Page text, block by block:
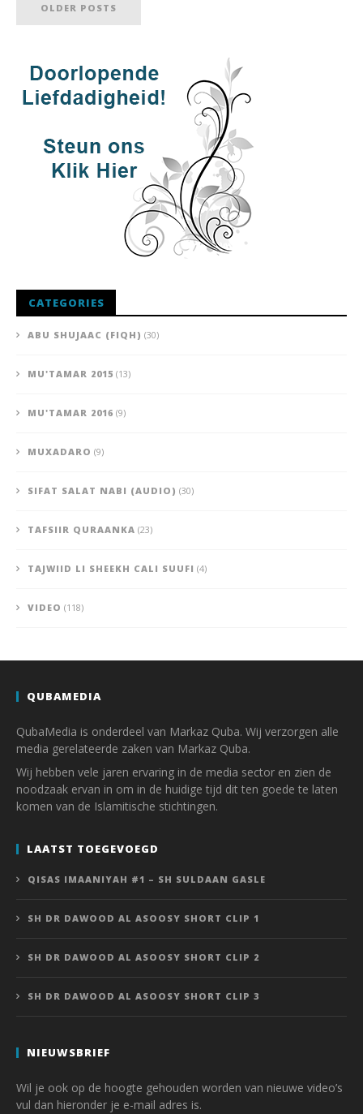
OLDER POSTS
CATEGORIES
ABU SHUJAAC (FIQH) (30)
MU'TAMAR 2015 (13)
MU'TAMAR 2016 (9)
MUXADARO (9)
SIFAT SALAT NABI (AUDIO) (30)
TAFSIIR QURAANKA (23)
TAJWIID LI SHEEKH CALI SUUFI (4)
VIDEO (118)
QUBAMEDIA
QubaMedia is onderdeel van Markaz Quba. Wij verzorgen alle
media gerelateerde zaken van Markaz Quba.
Wij hebben vele jaren ervaring in de media sector en zien de
noodzaak ervan in om in de huidige tijd dit ten goede te laten
komen van de Islamitische stichtingen.
LAATST TOEGEVOEGD
QISAS IMAANIYAH #1 – SH SULDAAN GASLE
SH DR DAWOOD AL ASOOSY SHORT CLIP 1
SH DR DAWOOD AL ASOOSY SHORT CLIP 2
SH DR DAWOOD AL ASOOSY SHORT CLIP 3
NIEUWSBRIEF
Wil je ook op de hoogte gehouden worden van nieuwe video’s
vul dan hieronder je e-mail adres is.